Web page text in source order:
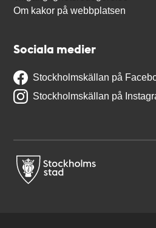
Om kakor på webbplatsen
Sociala medier
Stockholmskällan på
Stockholmskällan på